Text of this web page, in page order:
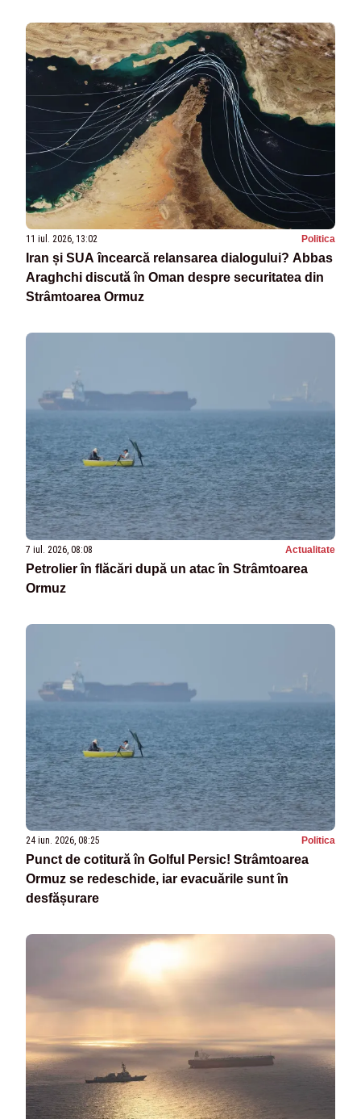
11 iul. 2026, 13:02 Politica
Iran și SUA încearcă relansarea dialogului? Abbas
Araghchi discută în Oman despre securitatea din
Strâmtoarea Ormuz
7 iul. 2026, 08:08 Actualitate
Petrolier în flăcări după un atac în Strâmtoarea
Ormuz
24 iun. 2026, 08:25 Politica
Punct de cotitură în Golful Persic! Strâmtoarea
Ormuz se redeschide, iar evacuările sunt în
desfășurare